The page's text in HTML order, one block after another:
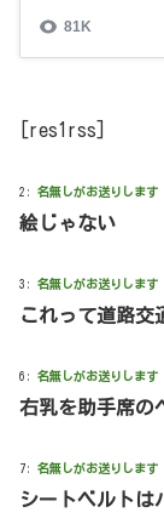
[res1rss]
2: 名無しがお送りします
絵じゃない
3: 名無しがお送りします
これって道路交
6: 名無しがお送りします
右乳を助手席の
7: 名無しがお送りします
シートベルトは